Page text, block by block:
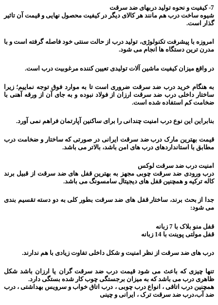
7- کیفیت و نحوه تولید دربهای ضد سرقت
شیوه ساخت درب هم مانند هر کالای دیگر در کیفیت محصول نهایی و قیمت آن تاثیر
گذار است.
امروزه با پیشرفت تکنولوژی، تولید درب از حالت سنتی خود فاصله گرفته است و با
مدرن ترین دستگاه ها انجام می شود.
در واقع میزان کیفیت ماشین آلات تولیدی تعیین کننده مرغوبیت درب است.
به هنگام خرید درب ضد سرقت ضروری است تا به موارد فوق توجه نماییم؛ زیرا
ساختار داخلی درب ضد سرقت ارزان از فولاد نبوده و به جای آن از ورقه آهنی با
ضخامت کم استفاده شده است.
بنابراین این نوع درب امنیت چندانی را برای ساکنین آپارتمان فراهم نمی آورد.
قیمت بهترین مارک درب ضد سرقت ایرانی در صورتی که ساختار و ضخامت درب
مطابق با استانداردهای درب های امن باشد، بالاتر می باشد.
امنیت درب ضد سرقت لوکس
درب ورودی ضد سرقت چوبی مجهز به بهترین قفل های ضد سرقت از قبیل برند
کاله ترکیه و همچنین قفل های دیجیتال سامسونگ می باشد.
جدا از بحث برند، ساختار قفل های ضد سرقت بطور کلی به دو دسته تقسیم بندی
می شود:
قفل منو بلاک با 7 زبانه
قفل مولتی پوینت با 14 زبانه
درب های ضد سرقت از نظر امنیت و شکل داخلی تفاوت زیادی با هم ندارند.
تنها چیزی که باعث می شود قیمت درب ضد سرقت گران یا ارزان باشد شکل
ظاهری درب می باشد که به میزان برجستگی چوب کار شده بستگی دارد.
همچنین درب اتاقی ، انواع درب چوبی ، درب اتاق خواب و سرویس بهداشتی ، درب
ضد آب،درب ضد سرقت ترک ، ایرانی و چینی